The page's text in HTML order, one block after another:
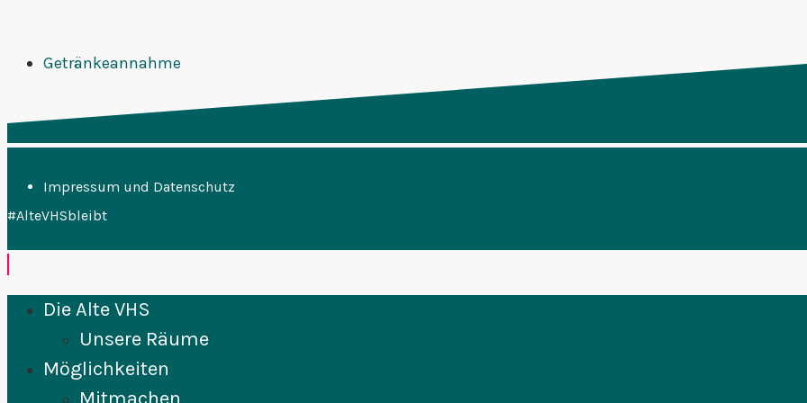
Getränkeannahme
Impressum und Datenschutz
#AlteVHSbleibt
Die Alte VHS
Unsere Räume
Möglichkeiten
Mitmachen